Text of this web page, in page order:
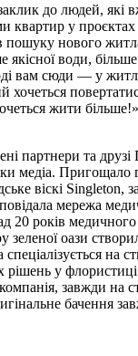
до людей, які
квартир у
пошуку нового
якісної води,
вам сюди — у
хочеться
жити
партнери та друзі
медіа. Пригощало
віскі Singleton,
мережа
20 років медичного
оази
на
рішень у флористиці
завжди на
бачення